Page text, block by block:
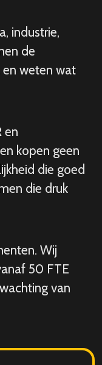
industrie,
de
en weten wat
en
kopen geen
die goed
die druk
Wij
50 FTE
van